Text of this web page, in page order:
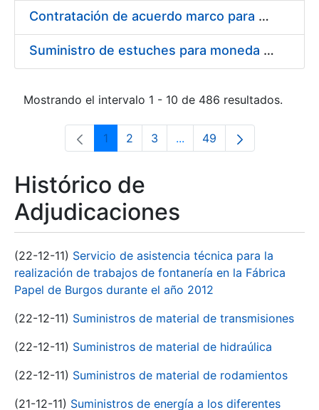
Contratación de acuerdo marco para el Suministro de Material de Electricidad para la Fábrica Nacional de Moneda y Timbre-Real Casa de la Moneda en su centro de trabajo de Burgos
Suministro de estuches para moneda de 30 €
Mostrando el intervalo 1 - 10 de 486 resultados.
Página
1 Página
2 Página
3 ...Páginas intermedias Use
Página
49
Histórico de
Adjudicaciones
(22-12-11) Servicio de asistencia técnica para la
realización de trabajos de fontanería en la Fábrica
Papel de Burgos durante el año 2012
(22-12-11) Suministros de material de transmisiones
(22-12-11) Suministros de material de hidraúlica
(22-12-11) Suministros de material de rodamientos
(21-12-11) Suministros de energía a los diferentes